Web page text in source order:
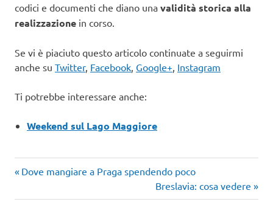
codici e documenti che diano una validità storica alla
realizzazione in corso.
Se vi è piaciuto questo articolo continuate a seguirmi
anche su Twitter, Facebook Google+ Instagram
Ti potrebbe interessare anche:
Weekend sul Lago Maggiore
Navigazione
articoli
Articolo
Dove mangiare a Praga spendendo poco
Articolo
successivo:
Breslavia: cosa vedere